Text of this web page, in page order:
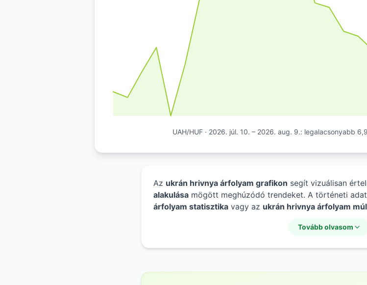
UAH/HUF · 2026. júl. 10. – 2026. aug. 9.: legalacsonyabb
Az ukrán hrivnya árfolyam grafikon segít vizuálisan
alakulása mögött meghúzódó trendeket. A történeti
árfolyam statisztika vagy az ukrán hrivnya árfolyam
aktuális ukrán hrivnya devizaárfolyam
Tovább olvasom